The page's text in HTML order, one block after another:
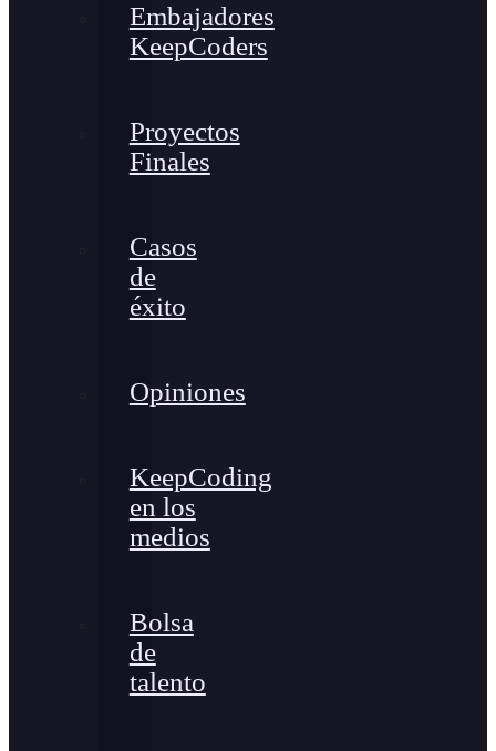
Embajadores
KeepCoders
Proyectos
Finales
Casos
de
éxito
Opiniones
KeepCoding
en los
medios
Bolsa
de
talento